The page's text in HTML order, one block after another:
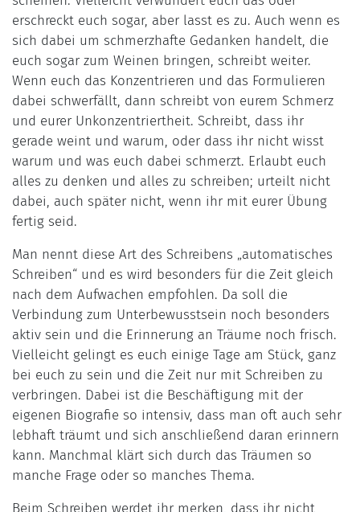
erschreckt euch sogar, aber lasst es zu. Auch wenn es
sich dabei um schmerzhafte Gedanken handelt, die
euch sogar zum Weinen bringen, schreibt weiter.
Wenn euch das Konzentrieren und das Formulieren
dabei schwerfällt, dann schreibt von eurem Schmerz
und eurer Unkonzentriertheit. Schreibt, dass ihr
gerade weint und warum, oder dass ihr nicht wisst
warum und was euch dabei schmerzt. Erlaubt euch
alles zu denken und alles zu schreiben; urteilt nicht
dabei, auch später nicht, wenn ihr mit eurer Übung
fertig seid.
Man nennt diese Art des Schreibens „automatisches
Schreiben“ und es wird besonders für die Zeit gleich
nach dem Aufwachen empfohlen. Da soll die
Verbindung zum Unterbewusstsein noch besonders
aktiv sein und die Erinnerung an Träume noch frisch.
Vielleicht gelingt es euch einige Tage am Stück, ganz
bei euch zu sein und die Zeit nur mit Schreiben zu
verbringen. Dabei ist die Beschäftigung mit der
eigenen Biografie so intensiv, dass man oft auch sehr
lebhaft träumt und sich anschließend daran erinnern
kann. Manchmal klärt sich durch das Träumen so
manche Frage oder so manches Thema.
Beim Schreiben werdet ihr merken, dass ihr nicht